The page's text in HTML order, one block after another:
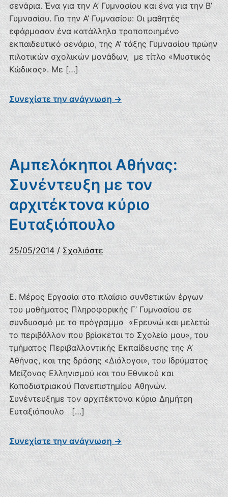
σενάρια. Ένα για την Α’ Γυμνασίου και ένα για την Β’
Γυμνασίου. Για την Α’ Γυμνασίου: Οι μαθητές
εφάρμοσαν ένα κατάλληλα τροποποιημένο
εκπαιδευτικό σενάριο, της Α’ τάξης Γυμνασίου πρώην
πιλοτικών σχολικών μονάδων, με τίτλο «Μυστικός
Κώδικας». Με […]
Συνεχίστε την ανάγνωση →
Αμπελόκηποι Αθήνας:
Συνέντευξη με τον
αρχιτέκτονα κύριο
Ευταξιόπουλο
25/05/2014 /Σχολιάστε
Ε. Μέρος Εργασία στο πλαίσιο συνθετικών έργων
του μαθήματος Πληροφορικής Γ’ Γυμνασίου σε
συνδυασμό με το πρόγραμμα «Ερευνώ και μελετώ
το περιβάλλον που βρίσκεται το Σχολείο μου», του
τμήματος Περιβαλλοντικής Εκπαίδευσης της Α’
Αθήνας, και της δράσης «Διάλογοι», του Ιδρύματος
Μείζονος Ελληνισμού και του Εθνικού και
Καποδιστριακού Πανεπιστημίου Αθηνών.
Συνέντευξημε τον αρχιτέκτονα κύριο Δημήτρη
Ευταξιόπουλο […]
Συνεχίστε την ανάγνωση →